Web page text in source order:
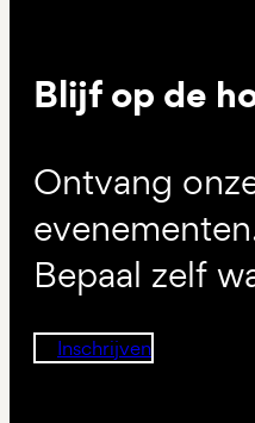
Blijf op de
Ontvang
Bepaal zelf
Inschrijven